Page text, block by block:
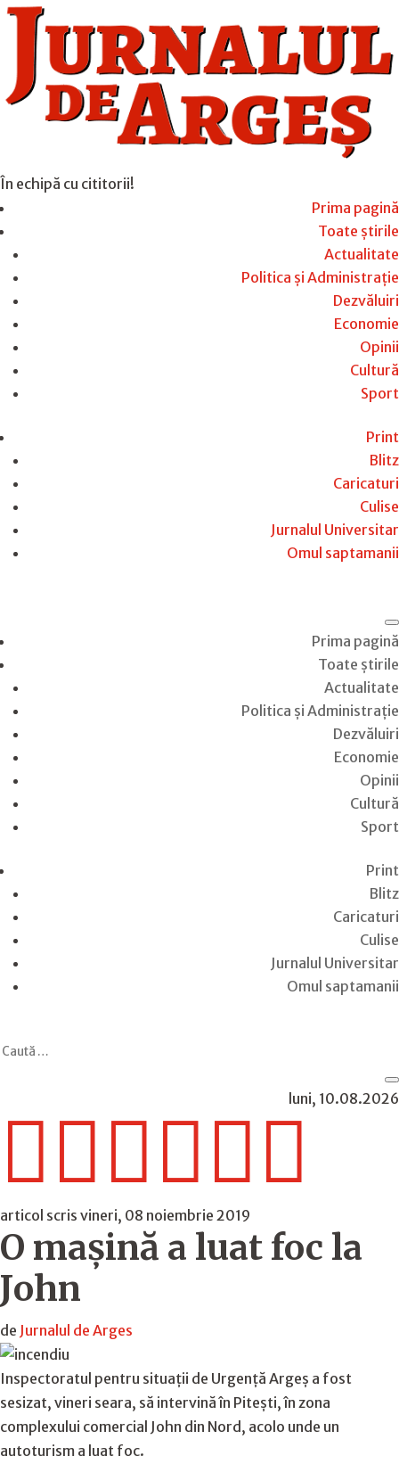
În echipă cu cititorii!
Prima pagină
Toate știrile
Actualitate
Politica și Administrație
Dezvăluiri
Economie
Opinii
Cultură
Sport
Print
Blitz
Caricaturi
Culise
Jurnalul Universitar
Omul saptamanii
Prima pagină
Toate știrile
Actualitate
Politica și Administrație
Dezvăluiri
Economie
Opinii
Cultură
Sport
Print
Blitz
Caricaturi
Culise
Jurnalul Universitar
Omul saptamanii
luni, 10.08.2026

articol scris vineri, 08 noiembrie 2019
O mașină a luat foc la
John
de Jurnalul de Arges
Inspectoratul pentru situații de Urgență Argeș a fost
sesizat, vineri seara, să intervină în Pitești, în zona
complexului comercial John din Nord, acolo unde un
autoturism a luat foc.